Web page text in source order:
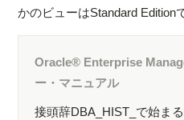
かのビューはStandard Edition
Oracle® Enterprise
ー・マニュアル
接頭辞DBA_HIST_で始ま